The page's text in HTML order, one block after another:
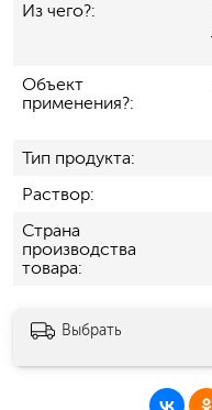
Из чего?
Объект
применения?
Тип продукта
Раствор
Страна
производства
товара
Выбрать